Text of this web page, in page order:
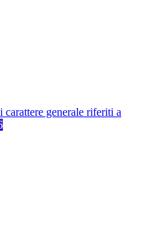
generale riferiti a